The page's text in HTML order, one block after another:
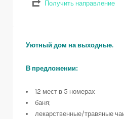
Получить направление
Уютный дом на выходные.
В предложении:
12 мест в 5 номерах
баня;
лекарственные/травяные